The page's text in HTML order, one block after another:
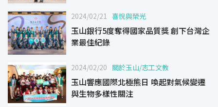
2024/02/21 喜悅與榮光
玉山銀行5度奪得國家品質獎 創下台灣企
業最佳紀錄
2024/02/20 關於玉山/志工文教
玉山響應國際北極熊日 喚起對氣候變遷
與生物多樣性關注